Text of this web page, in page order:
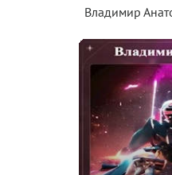
Владимир